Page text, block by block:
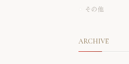
その他
ARCHIVE